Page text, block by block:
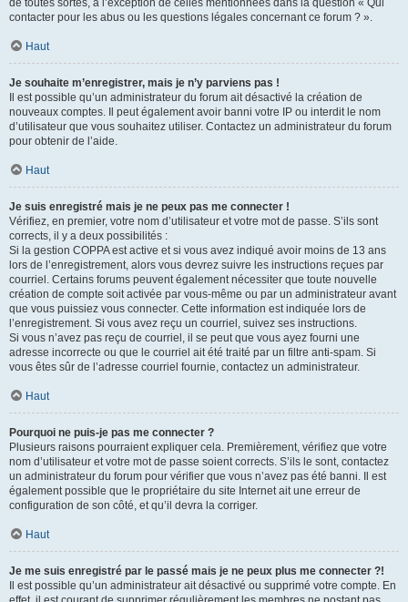
de toutes sortes, à l’exception de celles mentionnées dans la question « Qui
contacter pour les abus ou les questions légales concernant ce forum ? ».
Haut
Je souhaite m’enregistrer, mais je n’y parviens pas !
Il est possible qu’un administrateur du forum ait désactivé la création de
nouveaux comptes. Il peut également avoir banni votre IP ou interdit le nom
d’utilisateur que vous souhaitez utiliser. Contactez un administrateur du forum
pour obtenir de l’aide.
Haut
Je suis enregistré mais je ne peux pas me connecter !
Vérifiez, en premier, votre nom d’utilisateur et votre mot de passe. S’ils sont
corrects, il y a deux possibilités :
Si la gestion COPPA est active et si vous avez indiqué avoir moins de 13 ans
lors de l’enregistrement, alors vous devrez suivre les instructions reçues par
courriel. Certains forums peuvent également nécessiter que toute nouvelle
création de compte soit activée par vous-même ou par un administrateur avant
que vous puissiez vous connecter. Cette information est indiquée lors de
l’enregistrement. Si vous avez reçu un courriel, suivez ses instructions.
Si vous n’avez pas reçu de courriel, il se peut que vous ayez fourni une
adresse incorrecte ou que le courriel ait été traité par un filtre anti-spam. Si
vous êtes sûr de l’adresse courriel fournie, contactez un administrateur.
Haut
Pourquoi ne puis-je pas me connecter ?
Plusieurs raisons pourraient expliquer cela. Premièrement, vérifiez que votre
nom d’utilisateur et votre mot de passe soient corrects. S’ils le sont, contactez
un administrateur du forum pour vérifier que vous n’avez pas été banni. Il est
également possible que le propriétaire du site Internet ait une erreur de
configuration de son côté, et qu’il devra la corriger.
Haut
Je me suis enregistré par le passé mais je ne peux plus me connecter ?!
Il est possible qu’un administrateur ait désactivé ou supprimé votre compte. En